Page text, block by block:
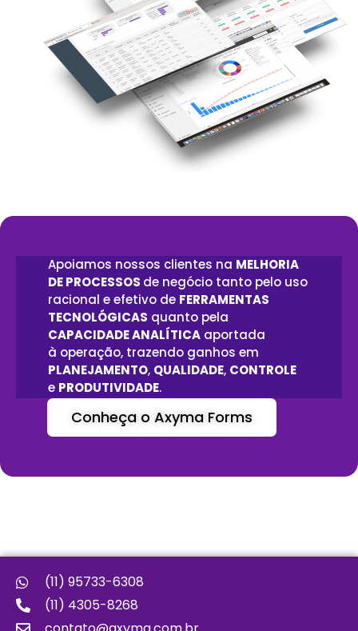
Apoiamos nossos clientes na MELHORIA
DE PROCESSOS de negócio tanto pelo uso
racional e efetivo de FERRAMENTAS
TECNOLÓGICAS quanto pela
CAPACIDADE ANALÍTICA aportada
à operação, trazendo ganhos em
PLANEJAMENTO, QUALIDADE, CONTROLE
e PRODUTIVIDADE.
Conheça o Axyma Forms
(11) 95733-6308
(11) 4305-8268